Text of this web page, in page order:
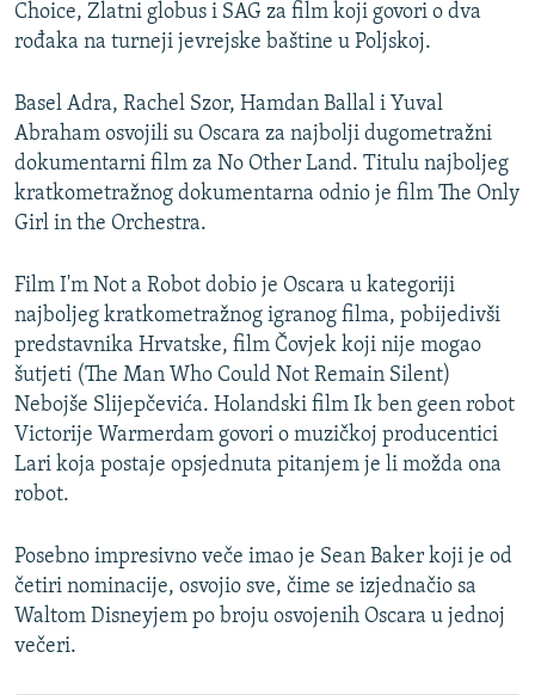
Choice, Zlatni globus i SAG za film koji govori o dva
rođaka na turneji jevrejske baštine u Poljskoj.
Basel Adra, Rachel Szor, Hamdan Ballal i Yuval
Abraham osvojili su Oscara za najbolji dugometražni
dokumentarni film za No Other Land. Titulu najboljeg
kratkometražnog dokumentarna odnio je film The Only
Girl in the Orchestra.
Film I'm Not a Robot dobio je Oscara u kategoriji
najboljeg kratkometražnog igranog filma, pobijedivši
predstavnika Hrvatske, film Čovjek koji nije mogao
šutjeti (The Man Who Could Not Remain Silent)
Nebojše Slijepčevića. Holandski film Ik ben geen robot
Victorije Warmerdam govori o muzičkoj producentici
Lari koja postaje opsjednuta pitanjem je li možda ona
robot.
Posebno impresivno veče imao je Sean Baker koji je od
četiri nominacije, osvojio sve, čime se izjednačio sa
Waltom Disneyjem po broju osvojenih Oscara u jednoj
večeri.